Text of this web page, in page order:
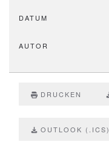
DATUM
AUTOR
DRUCKEN
OUTLOOK (.ICS)